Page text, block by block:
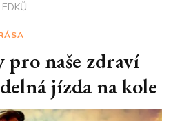
pro naše zdraví
jízda na kole